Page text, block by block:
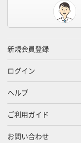
新規会員登録
ログイン
ヘルプ
ご利用ガイド
お問い合わせ